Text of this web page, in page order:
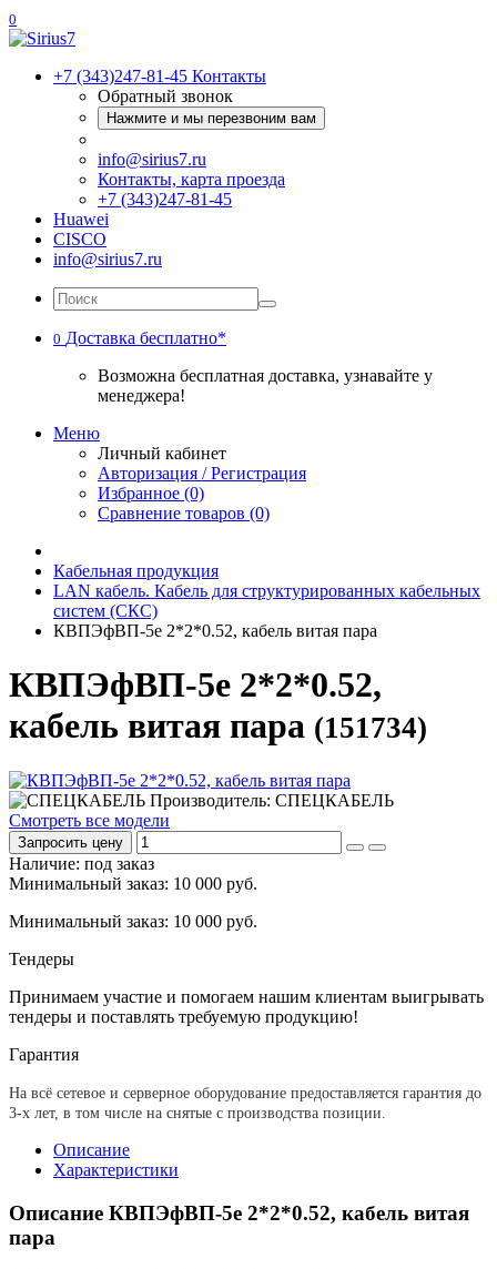
0
+7 (343)247-81-45 Контакты
Обратный звонок
Нажмите и мы перезвоним вам
info@sirius7.ru
Контакты, карта проезда
+7 (343)247-81-45
Huawei
CISCO
info@sirius7.ru
0 Доставка бесплатно*
Возможна бесплатная доставка, узнавайте у
менеджера!
Меню
Личный кабинет
Авторизация / Регистрация
Избранное (0)
Сравнение товаров (0)
Кабельная продукция
LAN кабель. Кабель для структурированных кабельных
систем (СКС)
КВПЭфВП-5е 2*2*0.52, кабель витая пара
КВПЭфВП-5е 2*2*0.52,
кабель витая пара (151734)
Производитель: СПЕЦКАБЕЛЬ
Смотреть все модели
Запросить цену
Наличие: под заказ
Минимальный заказ: 10 000 руб.
Минимальный заказ: 10 000 руб.
Тендеры
Принимаем участие и помогаем нашим клиентам выигрывать
тендеры и поставлять требуемую продукцию!
Гарантия
На всё сетевое и серверное оборудование предоставляется гарантия до
3-х лет, в том числе на снятые с производства позиции.
Описание
Характеристики
Описание КВПЭфВП-5е 2*2*0.52, кабель витая
пара